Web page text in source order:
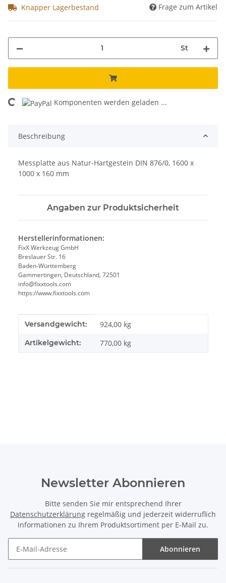
Knapper Lagerbestand Frage zum Artikel
St
Loading... Komponenten werden geladen ...
Beschreibung
Messplatte aus Natur-Hartgestein DIN 876/0, 1600 x
1000 x 160 mm
Angaben zur Produktsicherheit
Herstellerinformationen:
FixX Werkzeug GmbH
Breslauer Str. 16
Baden-Württemberg
Gammertingen, Deutschland, 72501
info@fixxtools.com
https://www.fixxtools.com
Produkteigenschaft
Wert
Versandgewicht: 924,00 kg
Artikelgewicht: 770,00 kg
Newsletter Abonnieren
Bitte senden Sie mir entsprechend Ihrer
Datenschutzerklärung regelmäßig und jederzeit widerruflich
Informationen zu Ihrem Produktsortiment per E-Mail zu.
Abonnieren